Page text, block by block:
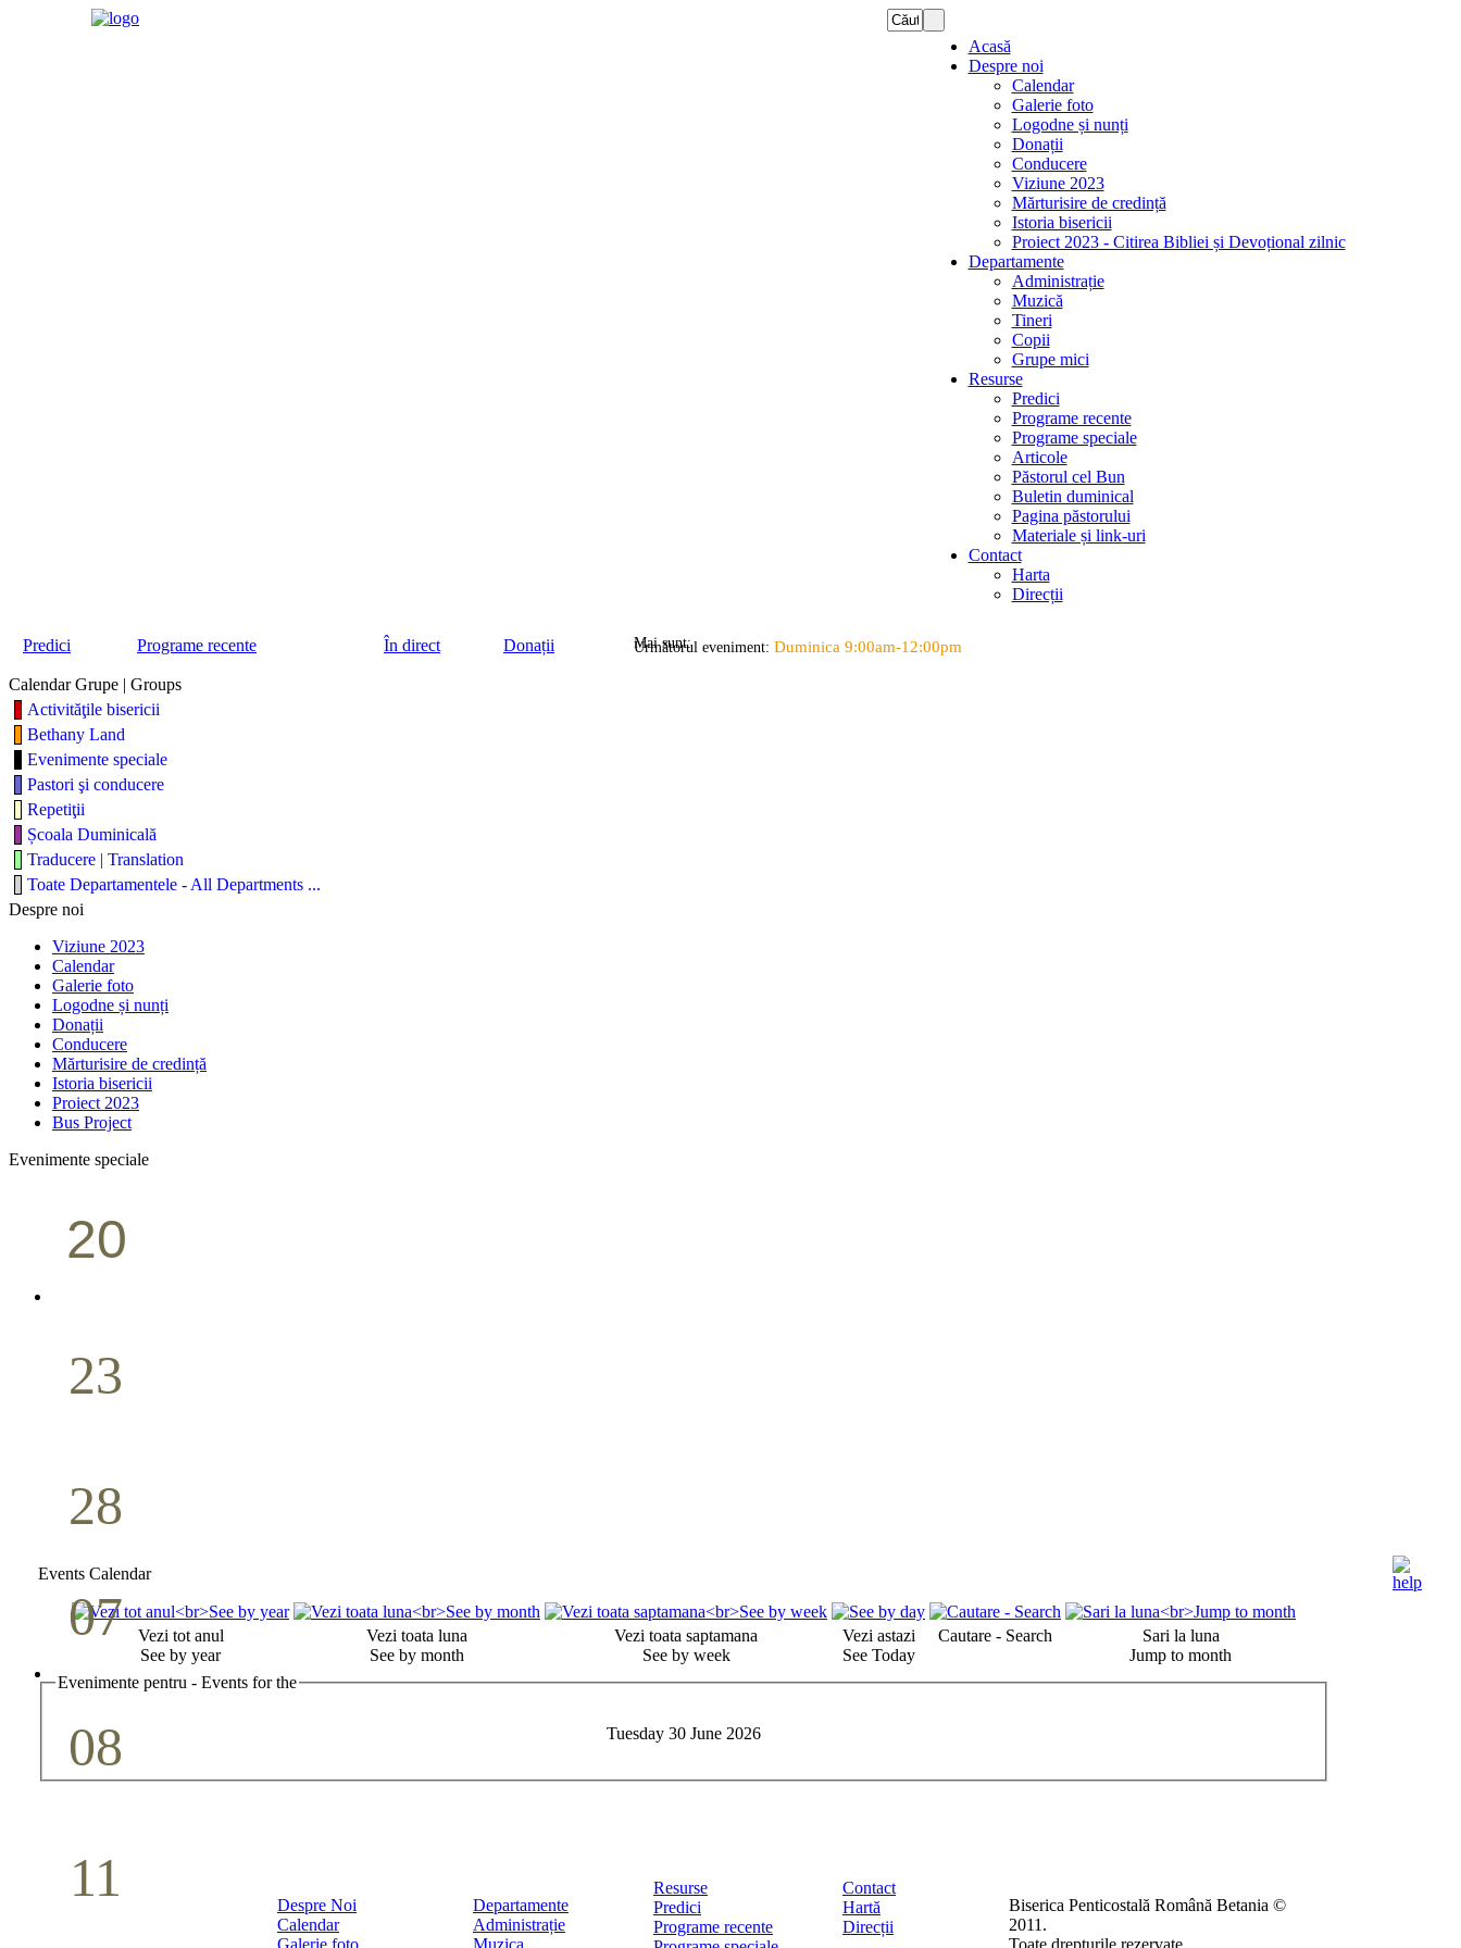
Acasă
Despre noi
Calendar
Galerie foto
Logodne și nunți
Donații
Conducere
Viziune 2023
Mărturisire de credință
Istoria bisericii
Proiect 2023 - Citirea Bibliei și Devoțional zilnic
Departamente
Administrație
Muzică
Tineri
Copii
Grupe mici
Resurse
Predici
Programe recente
Programe speciale
Articole
Păstorul cel Bun
Buletin duminical
Pagina păstorului
Materiale și link-uri
Contact
Harta
Direcții
Predici Programe recente În direct Donații Următorul eveniment: Duminica 9:00am-12:00pm
Mai sunt:
Calendar Grupe | Groups
Activităţile bisericii
Bethany Land
Evenimente speciale
Pastori şi conducere
Repetiţii
Școala Duminicală
Traducere | Translation
Toate Departamentele - All Departments ...
Despre noi
Viziune 2023
Calendar
Galerie foto
Logodne și nunți
Donații
Conducere
Mărturisire de credință
Istoria bisericii
Proiect 2023
Bus Project
Evenimente speciale
20
23
28
07 Cina Domnului
08
11
Events Calendar
Vezi tot anul
See by year
Vezi toata luna
See by month
Vezi toata saptamana
See by week
Vezi astazi
See Today
Cautare - Search
Sari la luna
Jump to month
Evenimente pentru - Events for the
Tuesday 30 June 2026
Despre Noi
Calendar
Galerie foto
Departamente
Administrație
Muzica
Resurse
Predici
Programe recente
Contact
Hartă
Direcții
Biserica Penticostală Română Betania ©
2011.
Toate drepturile rezervate.